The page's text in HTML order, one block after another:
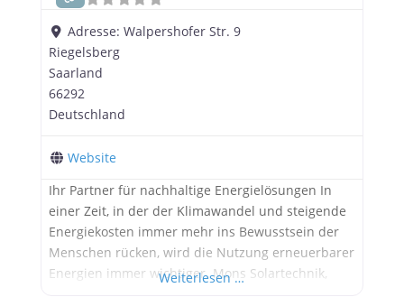
Adresse:Walpershofer Str. 9
Riegelsberg
Saarland
66292
Deutschland
Website
Ihr Partner für nachhaltige Energielösungen In
einer Zeit, in der der Klimawandel und steigende
Energiekosten immer mehr ins Bewusstsein der
Menschen rücken, wird die Nutzung erneuerbarer
Energien immer wichtiger. Mons Solartechnik,
Weiterlesen …